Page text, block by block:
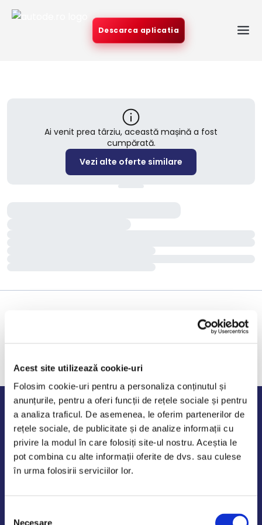
Acest site utilizează cookie-uri
Folosim cookie-uri pentru a personaliza conținutul și
anunțurile, pentru a oferi funcții de rețele sociale și pentru
a analiza traficul. De asemenea, le oferim partenerilor de
rețele sociale, de publicitate și de analize informații cu
privire la modul în care folosiți site-ul nostru. Aceștia le
pot combina cu alte informații oferite de dvs. sau culese
în urma folosirii serviciilor lor.
Necesare
Descarca aplicatia
Ai venit prea târziu, această mașină a fost
cumpărată.
Vezi alte oferte similare
Program de lucru
Luni - Vineri: 09:00-18:00
Sambata - Duminica: 10:00-14:00